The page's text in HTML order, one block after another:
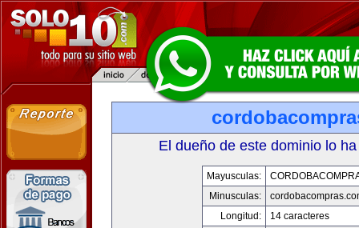
El dueño de este dominio lo
Mayusculas:
Minusculas:
Longitud:
14 caracteres